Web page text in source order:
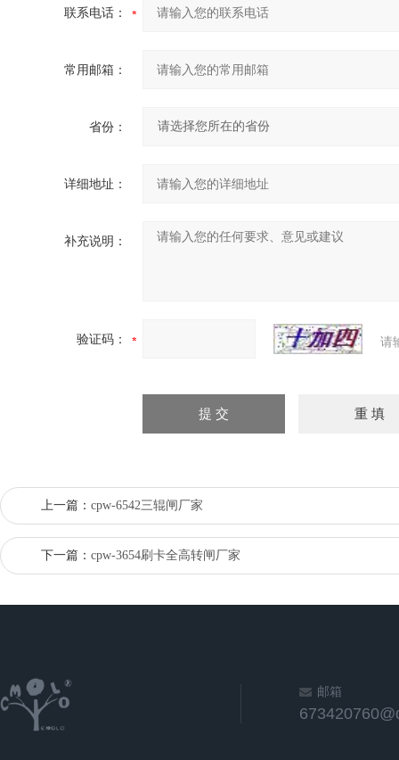
联系电话：
常用邮箱：
省份：
详细地址：
补充说明：
验证码： 请
上一篇： cpw-6542三辊闸厂家
下一篇： cpw-3654刷卡全高转闸厂家
邮箱